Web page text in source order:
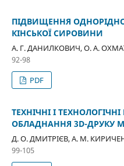
ПІДВИЩЕННЯ
КІНСЬКОЇ СИРОВИНИ
А. Г. ДАНИЛКОВИЧ, О. А.
92-98
PDF
ТЕХНІЧНІ І
ОБЛАДНАННЯ 3D-ДРУКУ
Д. О. ДМИТРІЄВ, А. М.
99-105